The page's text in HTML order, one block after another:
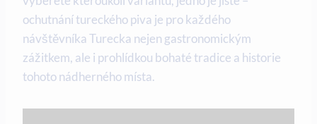
ochutnání tureckého piva je pro každého
návštěvníka Turecka nejen gastronomickým
zážitkem, ale i prohlídkou bohaté tradice a historie
tohoto nádherného místa.